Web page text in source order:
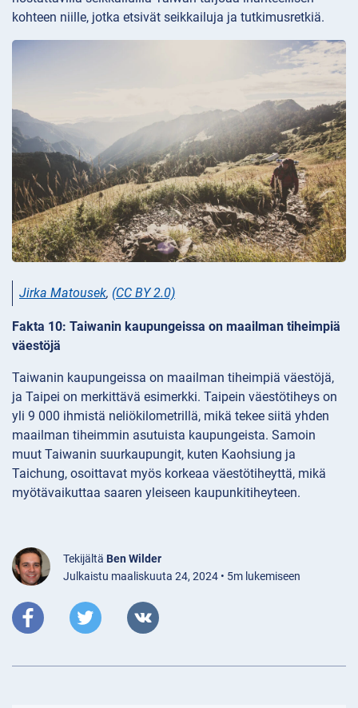
kohteen niille, jotka etsivät seikkailuja ja tutkimusretkiä.
Jirka Matousek, (CC BY 2.0)
Fakta 10: Taiwanin kaupungeissa on maailman tiheimpiä
väestöjä
Taiwanin kaupungeissa on maailman tiheimpiä väestöjä,
ja Taipei on merkittävä esimerkki. Taipein väestötiheys on
yli 9 000 ihmistä neliökilometrillä, mikä tekee siitä yhden
maailman tiheimmin asutuista kaupungeista. Samoin
muut Taiwanin suurkaupungit, kuten Kaohsiung ja
Taichung, osoittavat myös korkeaa väestötiheyttä, mikä
myötävaikuttaa saaren yleiseen kaupunkitiheyteen.
Tekijältä Ben Wilder
Julkaistu maaliskuuta 24, 2024 • 5m lukemiseen